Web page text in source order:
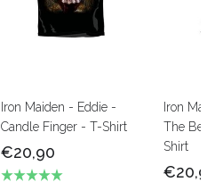
Iron Maiden - Eddie -
Candle Finger - T-Shirt
€20,90
Iron
The
Shirt